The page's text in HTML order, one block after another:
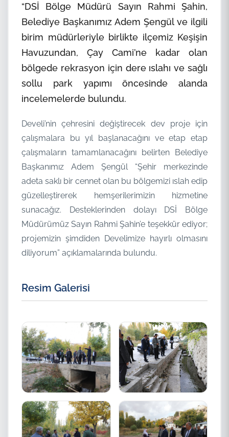
“DSİ Bölge Müdürü Sayın Rahmi Şahin,
Belediye Başkanımız Adem Şengül ve ilgili
birim müdürleriyle birlikte ilçemiz Keşişin
Havuzundan, Çay Cami’ne kadar olan
bölgede rekrasyon için dere ıslahı ve sağlı
sollu park yapımı öncesinde alanda
incelemelerde bulundu.
Develi’nin çehresini değiştirecek dev proje için
çalışmalara bu yıl başlanacağını ve etap etap
çalışmaların tamamlanacağını belirten Belediye
Başkanımız Adem Şengül “Şehir merkezinde
adeta saklı bir cennet olan bu bölgemizi ıslah edip
güzelleştirerek hemşerilerimizin hizmetine
sunacağız. Desteklerinden dolayı DSİ Bölge
Müdürümüz Sayın Rahmi Şahin’e teşekkür ediyor;
projemizin şimdiden Develimize hayırlı olmasını
diliyorum” açıklamalarında bulundu.
Resim Galerisi